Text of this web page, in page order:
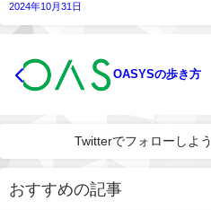
2024年10月31日
OASYSの歩き方
Twitterでフォローしよう
おすすめの記事